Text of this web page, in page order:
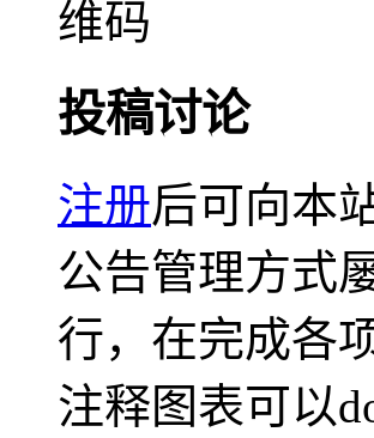
投稿讨论
注册后可向本
公告管理方式
行，在完成各
注释图表可以